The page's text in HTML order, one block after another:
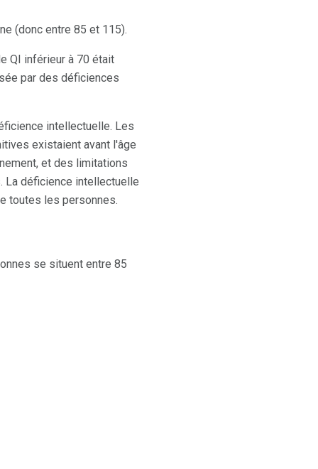
(donc entre 85 et 115).
QI inférieur à 70 était
par des déficiences
intellectuelle. Les
existaient avant l'âge
et des limitations
La déficience intellectuelle
toutes les personnes.
se situent entre 85